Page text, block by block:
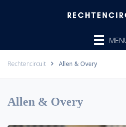
Rechtencircuit Allen & Overy
Allen & Overy